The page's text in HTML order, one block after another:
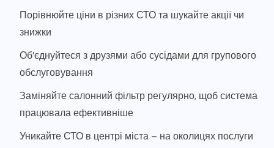
Порівнюйте ціни в різних СТО та шукайте акції чи
знижки
Об’єднуйтеся з друзями або сусідами для групового
обслуговування
Заміняйте салонний фільтр регулярно, щоб система
працювала ефективніше
Уникайте СТО в центрі міста – на околицях послуги